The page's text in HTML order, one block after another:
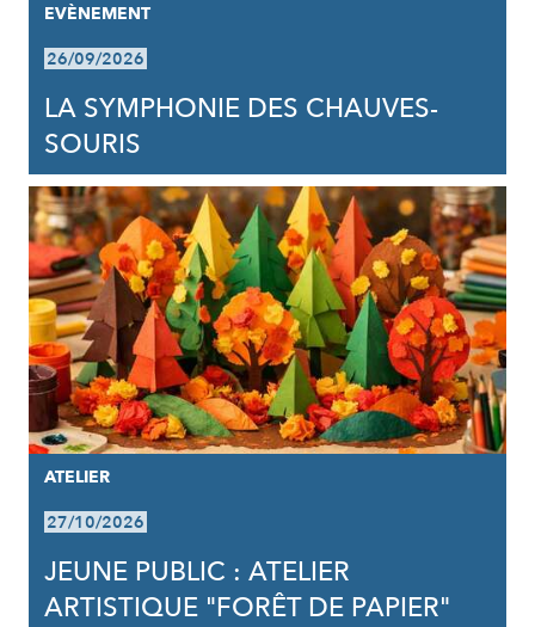
EVÈNEMENT
26/09/2026
LA SYMPHONIE DES CHAUVES-
SOURIS
ATELIER
27/10/2026
JEUNE PUBLIC : ATELIER
ARTISTIQUE "FORÊT DE PAPIER"